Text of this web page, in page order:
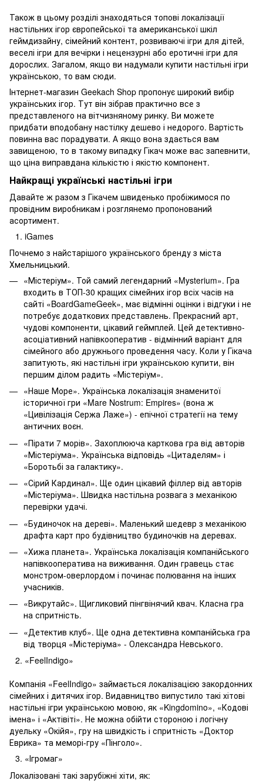
Також в цьому розділі знаходяться топові локалізації
настільних ігор європейської та американської шкіл
геймдизайну, сімейний контент, розвиваючі ігри для дітей,
веселі ігри для вечірки і нецензурні або еротичні ігри для
дорослих. Загалом, якщо ви надумали купити настільні ігри
українською, то вам сюди.
Інтернет-магазин Geekach Shop пропонує широкий вибір
українських ігор. Тут він зібрав практично все з
представленого на вітчизняному ринку. Ви можете
придбати вподобану настілку дешево і недорого. Вартість
повинна вас порадувати. А якщо вона здається вам
завищеною, то в такому випадку Гікач може вас запевнити,
що ціна виправдана кількістю і якістю компонент.
Найкращі українські настільні ігри
Давайте ж разом з Гікачем швиденько пробіжимося по
провідним виробникам і розглянемо пропонований
асортимент.
iGames
Почнемо з найстарішого українського бренду з міста
Хмельницький.
«Містеріум». Той самий легендарний «Mysterium». Гра
входить в ТОП-30 кращих сімейних ігор всіх часів на
сайті «BoardGameGeek», має відмінні оцінки і відгуки і не
потребує додаткових представлень. Прекрасний арт,
чудові компоненти, цікавий геймплей. Цей детективно-
асоціативний напівкооператив - відмінний варіант для
сімейного або дружнього проведення часу. Коли у Гікача
запитують, які настільні ігри українською купити, він
першим ділом радить «Містеріум».
«Наше Море». Українська локалізація знаменитої
історичної гри «Mare Nostrum: Empires» (вона ж
«Цивілізація Сержа Лаже») - епічної стратегії на тему
античних воєн.
«Пірати 7 морів». Захоплююча карткова гра від авторів
«Містеріума». Українська відповідь «Цитаделям» і
«Боротьбі за галактику».
«Сірий Кардинал». Ще один цікавий філлер від авторів
«Містеріума». Швидка настільна розвага з механікою
перевірки удачі.
«Будиночок на дереві». Маленький шедевр з механікою
драфта карт про будівництво будиночків на деревах.
«Хижа планета». Українська локалізація компанійського
напівкооператива на виживання. Один гравець стає
монстром-оверлордом і починає полювання на інших
учасників.
«Викрутайс». Щигликовий пінгвінячий квач. Класна гра
на спритність.
«Детектив клуб». Ще одна детективна компанійська гра
від творця «Містеріума» - Олександра Невського.
«FeelIndigo»
Компанія «FeelIndigo» займається локалізацією закордонних
сімейних і дитячих ігор. Видавництво випустило такі хітові
настільні ігри українською мовою, як «Kingdomino», «Кодові
імена» і «Актівіті». Не можна обійти стороною і логічну
дуельку «Окійя», гру на швидкість і спритність «Доктор
Еврика» та меморі-гру «Пінголо».
«Ігромаг»
Локалізовані такі зарубіжні хіти, як: